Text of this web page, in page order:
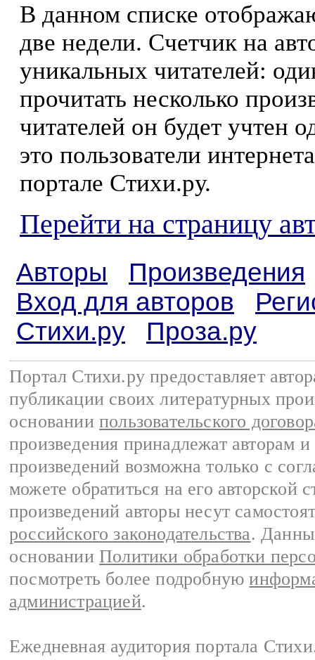
В данном списке
две недели. Счетчик на
уникальных читателей:
прочитать несколько
читателей он будет учтен
это пользователи
портале Стихи.ру.
Перейти на страницу
Авторы
Произведения
Вход для авторов
Стихи.ру
Проза.ру
Портал Стихи.ру предоставляет
публикации своих литературных
основании пользовательского
произведения принадлежат авторам
произведений возможна только с
можете обратиться на его авторской
произведений авторы несут
российского законодательства.
основании Политики обработки
посмотреть более подробную
администрацией.
Ежедневная аудитория портала